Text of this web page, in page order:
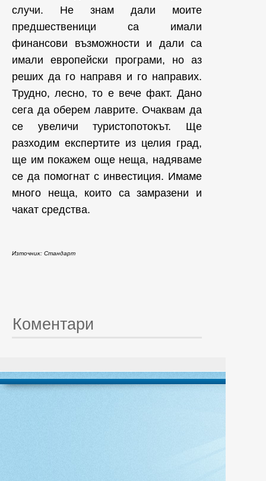
случи. Не знам дали моите
предшественици са имали
финансови възможности и дали са
имали европейски програми, но аз
реших да го направя и го направих.
Трудно, лесно, то е вече факт. Дано
сега да оберем лаврите. Очаквам да
се увеличи туристопотокът. Ще
разходим експертите из целия град,
ще им покажем още неща, надяваме
се да помогнат с инвестиция. Имаме
много неща, които са замразени и
чакат средства.
Източник: Стандарт
Коментари